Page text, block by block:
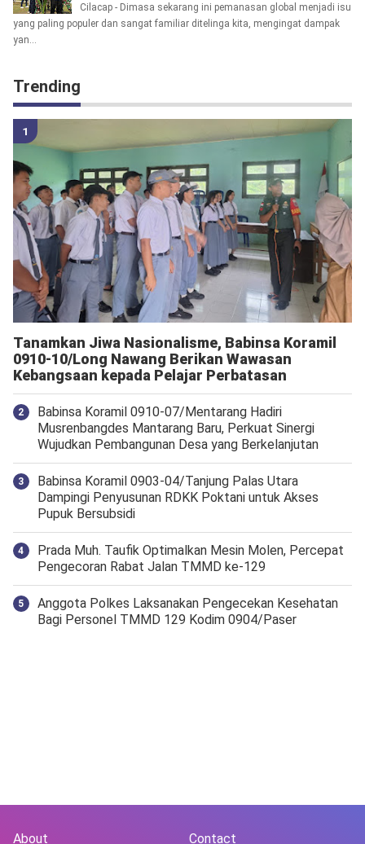
Cilacap - Dimasa sekarang ini pemanasan global menjadi isu
yang paling populer dan sangat familiar ditelinga kita, mengingat dampak
yan...
Trending
Tanamkan Jiwa Nasionalisme, Babinsa Koramil
0910-10/Long Nawang Berikan Wawasan
Kebangsaan kepada Pelajar Perbatasan
Babinsa Koramil 0910-07/Mentarang Hadiri
Musrenbangdes Mantarang Baru, Perkuat Sinergi
Wujudkan Pembangunan Desa yang Berkelanjutan
‎Babinsa Koramil 0903-04/Tanjung Palas Utara
Dampingi Penyusunan RDKK Poktani untuk Akses
Pupuk Bersubsidi
Prada Muh. Taufik Optimalkan Mesin Molen, Percepat
Pengecoran Rabat Jalan TMMD ke-129
Anggota Polkes Laksanakan Pengecekan Kesehatan
Bagi Personel TMMD 129 Kodim 0904/Paser
About Contact